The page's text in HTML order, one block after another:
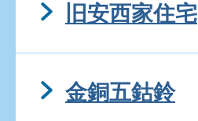
旧安西家住宅
金銅五鈷鈴